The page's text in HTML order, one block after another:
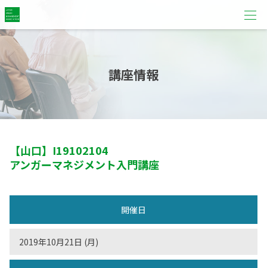
講座情報
【山口】 I19102104
アンガーマネジメント入門講座
開催日
2019年10月21日 (月)